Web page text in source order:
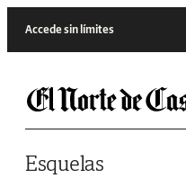
Accede sin límites
Esquelas